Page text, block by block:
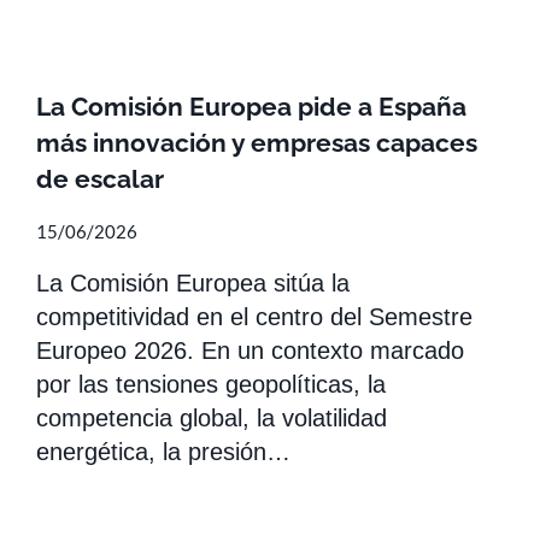
La Comisión Europea pide a España
más innovación y empresas capaces
de escalar
15/06/2026
La Comisión Europea sitúa la
competitividad en el centro del Semestre
Europeo 2026. En un contexto marcado
por las tensiones geopolíticas, la
competencia global, la volatilidad
energética, la presión…